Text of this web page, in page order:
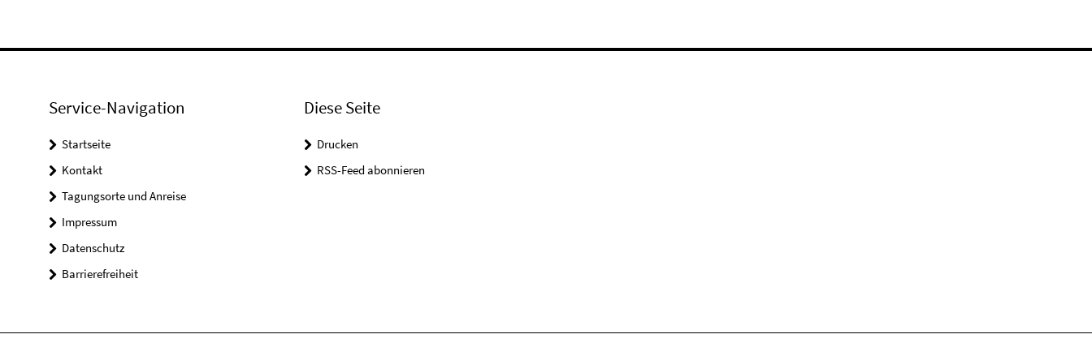
Service-Navigation
Startseite
Kontakt
Tagungsorte und Anreise
Impressum
Datenschutz
Barrierefreiheit
Diese Seite
Drucken
RSS-Feed abonnieren